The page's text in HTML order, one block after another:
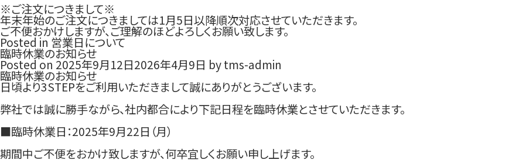
※ご注文につきまして※
年末年始のご注文につきましては1月5日以降順次対応させていただきます。
ご不便おかけしますが、ご理解のほどよろしくお願い致します。
Posted in 営業日について
臨時休業のお知らせ
Posted on 2025年9月12日2026年4月9日 bytms-admin
臨時休業のお知らせ
日頃より3STEPをご利用いただきまして誠にありがとうございます。
弊社では誠に勝手ながら、社内都合により下記日程を臨時休業とさせていただきます。
■臨時休業日：2025年9月22日（月）
期間中ご不便をおかけ致しますが、何卒宜しくお願い申し上げます。